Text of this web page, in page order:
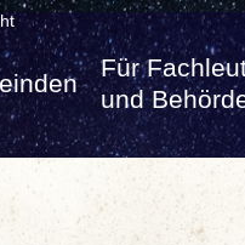
Für
und